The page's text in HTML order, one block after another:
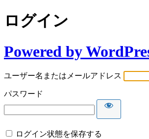
ログイン
Powered by
ユーザー名またはメールアドレス
パスワード
ログイン状態を保存する